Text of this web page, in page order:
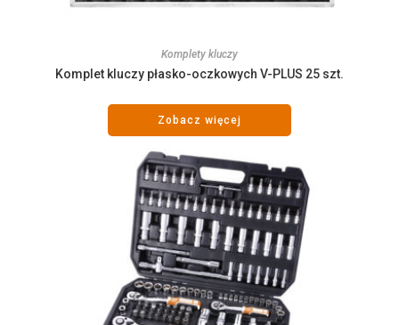
Komplety kluczy
Komplet kluczy płasko-oczkowych V-PLUS 25 szt.
Zobacz więcej